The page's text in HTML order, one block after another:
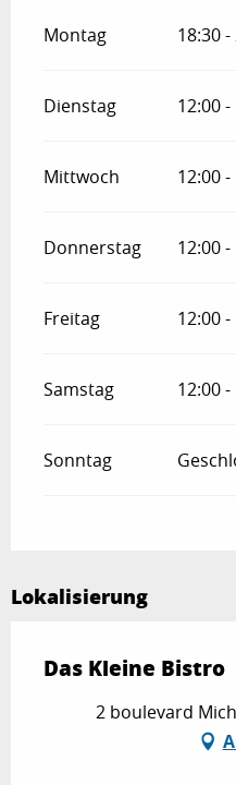
Montag 18:30 -
Dienstag 12:00 -
Mittwoch 12:00 -
Donnerstag 12:00 -
Freitag 12:00 -
Samstag 12:00 -
Sonntag
Lokalisierung
Das Kleine Bistro
2 boulevard